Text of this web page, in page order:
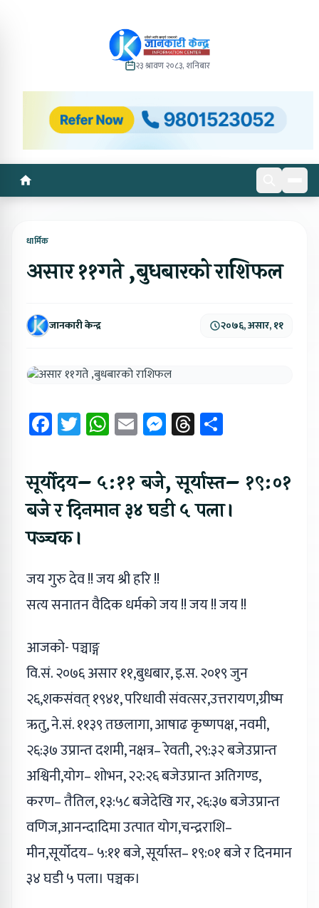
२३ श्रावण २०८३, शनिबार
धार्मिक
असार ११गते ,बुधबारको राशिफल
जानकारी केन्द्र २०७६, असार, ११
Facebook
Twitter
WhatsApp
EmailMessenger
Threads
सूर्योदय– ५:११ बजे, सूर्यास्त– १९:०१
बजे र दिनमान ३४ घडी ५ पला।
पञ्चक।
जय गुरु देव !! जय श्री हरि !!
सत्य सनातन वैदिक धर्मको जय !! जय !! जय !!
आजको- पञ्चाङ्ग
वि.सं. २०७६ असार ११,बुधबार, इ.स. २०१९ जुन
२६,शकसंवत् १९४१, परिधावी संवत्सर,उत्तरायण,ग्रीष्म
ऋतु, ने.सं. ११३९ तछलागा, आषाढ कृष्णपक्ष, नवमी,
२६:३७ उप्रान्त दशमी, नक्षत्र– रेवती, २९:३२ बजेउप्रान्त
अश्विनी,योग– शोभन, २२:२६ बजेउप्रान्त अतिगण्ड,
करण– तैतिल, १३:५८ बजेदेखि गर, २६:३७ बजेउप्रान्त
वणिज,आनन्दादिमा उत्पात योग,चन्द्रराशि–
मीन,सूर्योदय– ५:११ बजे, सूर्यास्त– १९:०१ बजे र दिनमान
३४ घडी ५ पला। पञ्चक।